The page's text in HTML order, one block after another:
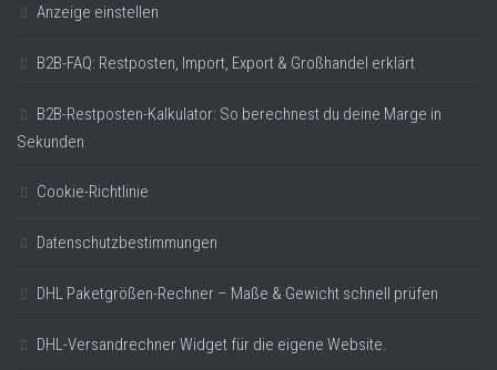
Anzeige einstellen
B2B-FAQ: Restposten, Import, Export & Großhandel erklärt
B2B-Restposten-Kalkulator: So berechnest du deine Marge in
Sekunden
Cookie-Richtlinie
Datenschutzbestimmungen
DHL Paketgrößen-Rechner – Maße & Gewicht schnell prüfen
DHL-Versandrechner Widget für die eigene Website.